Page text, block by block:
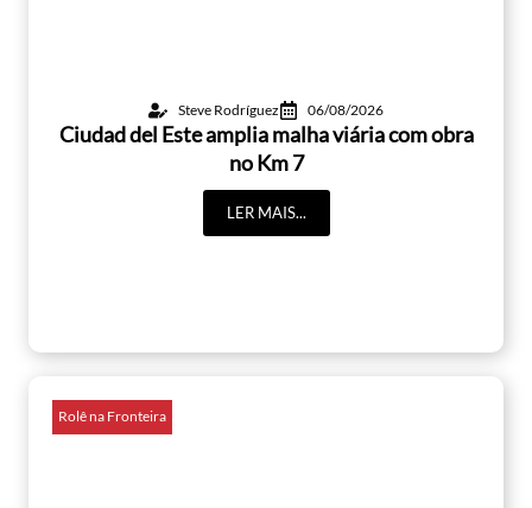
Steve Rodríguez 06/08/2026
Ciudad del Este amplia malha viária com obra
no Km 7
LER MAIS...
Rolê na Fronteira